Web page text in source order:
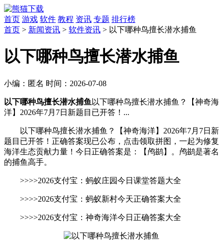
首页 游戏 软件 教程 资讯 专题 排行榜
首页 > 新闻资讯 > 软件资讯 > 以下哪种鸟擅长潜水捕鱼
以下哪种鸟擅长潜水捕鱼
小编： 匿名 时间： 2026-07-08
以下哪种鸟擅长潜水捕鱼 以下哪种鸟擅长潜水捕鱼？【神奇海
洋】2026年7月7日新题目已开答！...
以下哪种鸟擅长潜水捕鱼？【神奇海洋】2026年7月7日新
题目已开答！正确答案现已公布，点击领取拼图，一起为修复
海洋生态贡献力量！今日正确答案是：【鸬鹚】。‌鸬鹚是著名
的捕鱼高手。
>>>>2026支付宝：蚂蚁庄园今日课堂答题大全
>>>>2026支付宝：蚂蚁新村今天正确答案大全
>>>>2026支付宝：神奇海洋今日正确答案大全